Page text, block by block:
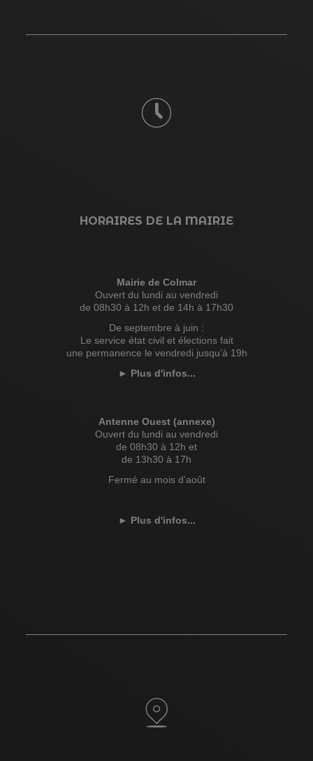
HORAIRES DE LA MAIRIE
Mairie de Colmar
Ouvert du lundi au vendredi
de 08h30 à 12h et de 14h à 17h30
De septembre à juin :
Le service état civil et élections fait
une permanence le vendredi jusqu’à 19h
► Plus d'infos...
Antenne Ouest (annexe)
Ouvert du lundi au vendredi
de 08h30 à 12h et
de 13h30 à 17h
Fermé au mois d'août
► Plus d'infos...